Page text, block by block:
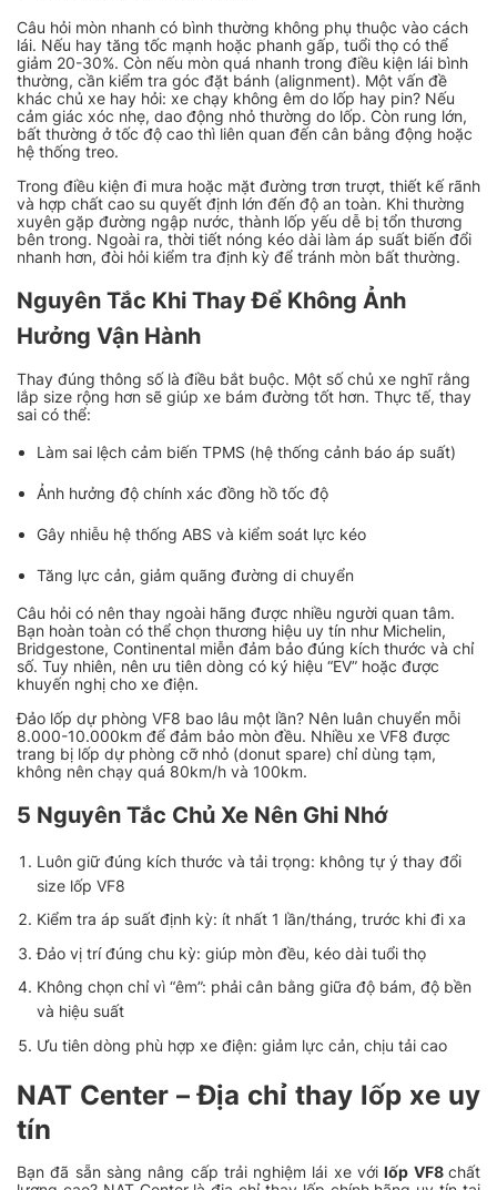
Câu hỏi mòn nhanh có bình thường không phụ thuộc vào cách
lái. Nếu hay tăng tốc mạnh hoặc phanh gấp, tuổi thọ có thể
giảm 20-30%. Còn nếu mòn quá nhanh trong điều kiện lái bình
thường, cần kiểm tra góc đặt bánh (alignment). Một vấn đề
khác chủ xe hay hỏi: xe chạy không êm do lốp hay pin? Nếu
cảm giác xóc nhẹ, dao động nhỏ thường do lốp. Còn rung lớn,
bất thường ở tốc độ cao thì liên quan đến cân bằng động hoặc
hệ thống treo.
Trong điều kiện đi mưa hoặc mặt đường trơn trượt, thiết kế rãnh
và hợp chất cao su quyết định lớn đến độ an toàn. Khi thường
xuyên gặp đường ngập nước, thành lốp yếu dễ bị tổn thương
bên trong. Ngoài ra, thời tiết nóng kéo dài làm áp suất biến đổi
nhanh hơn, đòi hỏi kiểm tra định kỳ để tránh mòn bất thường.
Nguyên Tắc Khi Thay Để Không Ảnh
Hưởng Vận Hành
Thay đúng thông số là điều bắt buộc. Một số chủ xe nghĩ rằng
lắp size rộng hơn sẽ giúp xe bám đường tốt hơn. Thực tế, thay
sai có thể:
Làm sai lệch cảm biến TPMS (hệ thống cảnh báo áp suất)
Ảnh hưởng độ chính xác đồng hồ tốc độ
Gây nhiễu hệ thống ABS và kiểm soát lực kéo
Tăng lực cản, giảm quãng đường di chuyển
Câu hỏi có nên thay ngoài hãng được nhiều người quan tâm.
Bạn hoàn toàn có thể chọn thương hiệu uy tín như Michelin,
Bridgestone, Continental miễn đảm bảo đúng kích thước và chỉ
số. Tuy nhiên, nên ưu tiên dòng có ký hiệu “EV” hoặc được
khuyến nghị cho xe điện.
Đảo lốp dự phòng VF8 bao lâu một lần? Nên luân chuyển mỗi
8.000-10.000km để đảm bảo mòn đều. Nhiều xe VF8 được
trang bị lốp dự phòng cỡ nhỏ (donut spare) chỉ dùng tạm,
không nên chạy quá 80km/h và 100km.
5 Nguyên Tắc Chủ Xe Nên Ghi Nhớ
Luôn giữ đúng kích thước và tải trọng: không tự ý thay đổi
size lốp VF8
Kiểm tra áp suất định kỳ: ít nhất 1 lần/tháng, trước khi đi xa
Đảo vị trí đúng chu kỳ: giúp mòn đều, kéo dài tuổi thọ
Không chọn chỉ vì “êm”: phải cân bằng giữa độ bám, độ bền
và hiệu suất
Ưu tiên dòng phù hợp xe điện: giảm lực cản, chịu tải cao
NAT Center – Địa chỉ thay lốp xe uy
tín
Bạn đã sẵn sàng nâng cấp trải nghiệm lái xe vớilốp VF8chất